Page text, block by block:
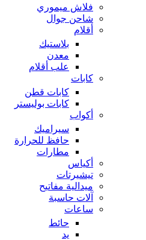
فلاش ميموري
شاحن جوال
أقلام
بلاستيك
معدن
علب أقلام
كابات
كابات قطن
كابات بوليستر
أكواب
سيراميك
حافظ للحرارة
مطارات
أكياس
تيشيرتات
ميدالية مفاتيح
آلات حاسبة
ساعات
حائط
يد